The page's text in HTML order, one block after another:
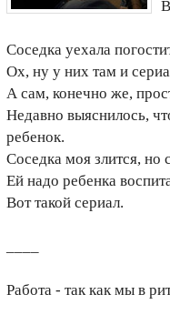
Соседка уехала
Ох, ну у них там и
А сам, конечно же,
Недавно выяснилось,
ребенок.
Соседка моя злится, но
Ей надо ребенка
Вот такой сериал.
Работа - так как мы в